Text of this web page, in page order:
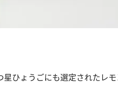
ひょうごにも選定されたレ